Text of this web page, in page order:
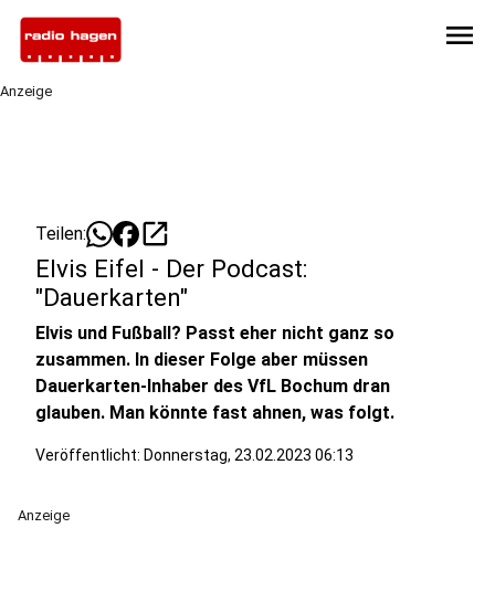
menu
Anzeige
Teilen: open_in_new
Elvis Eifel - Der Podcast:
"Dauerkarten"
Elvis und Fußball? Passt eher nicht ganz so
zusammen. In dieser Folge aber müssen
Dauerkarten-Inhaber des VfL Bochum dran
glauben. Man könnte fast ahnen, was folgt.
Veröffentlicht: Donnerstag, 23.02.2023 06:13
Anzeige